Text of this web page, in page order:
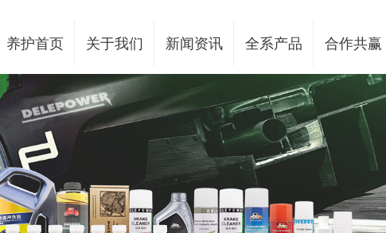
养护首页 关于我们 新闻资讯 全系产品 合作共赢